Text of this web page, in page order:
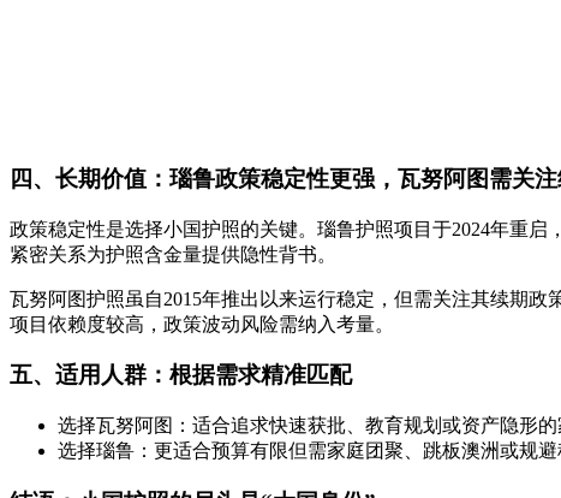
四、长期价值：瑙鲁政策稳定性更强，瓦努阿图需关
政策稳定性是选择小国护照的关键。瑙鲁护照项目于2024年重
紧密关系为护照含金量提供隐性背书。
瓦努阿图护照虽自2015年推出以来运行稳定，但需关注其续期
项目依赖度较高，政策波动风险需纳入考量。
五、适用人群：根据需求精准匹配
选择瓦努阿图：适合追求快速获批、教育规划或资产隐形
选择瑙鲁：更适合预算有限但需家庭团聚、跳板澳洲或规